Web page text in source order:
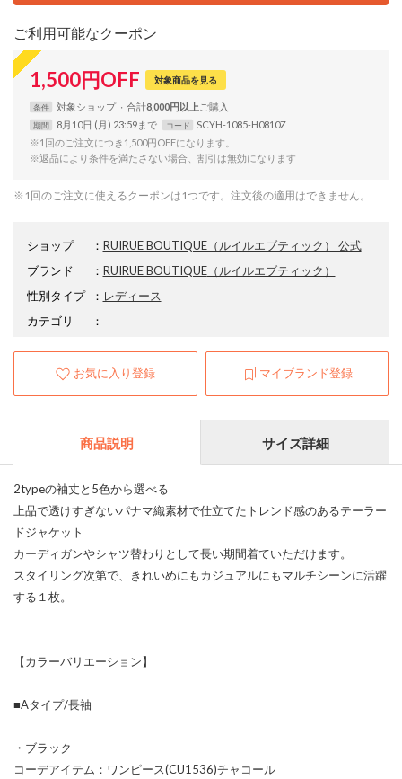
ご利用可能なクーポン
1,500円OFF 対象商品を見る
条件 対象ショップ 合計8,000円以上
期間 8月10日 (月) 23:59まで コード
SCYH-1085-H0810Z
※1回のご注文につき1,500円OFFになります。
※返品により条件を満たさない場合、割引は無効になります
※1回のご注文に使えるクーポンは1つです。注文後の適用はできません。
ショップ ： RUIRUE BOUTIQUE（ルイルエブティック） 公式
ブランド
： RUIRUE BOUTIQUE（ルイルエブティック）
性別タイプ
： レディース
カテゴリ
：
お気に入り登録 マイブランド登録
商品説明 サイズ詳細
2typeの袖丈と5色から選べる
上品で透けすぎないパナマ織素材で仕立てたトレンド感のあるテーラー
ドジャケット
カーディガンやシャツ替わりとして長い期間着ていただけます。
スタイリング次第で、きれいめにもカジュアルにもマルチシーンに活躍
する１枚。
【カラーバリエーション】
■Aタイプ/長袖
・ブラック
コーデアイテム：ワンピース(CU1536)チャコール